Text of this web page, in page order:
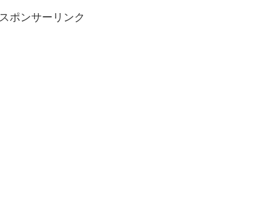
スポンサーリンク